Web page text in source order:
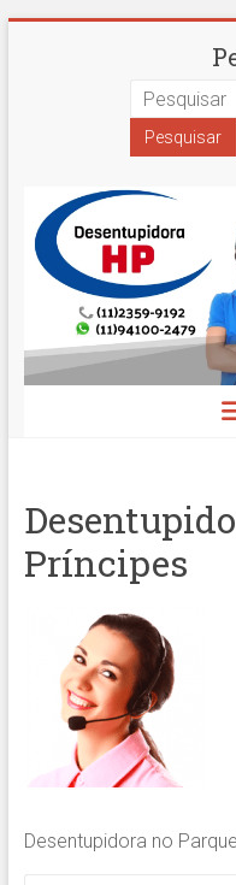
Paulo
Hidro
Prime
Príncipes
Desentupidora no